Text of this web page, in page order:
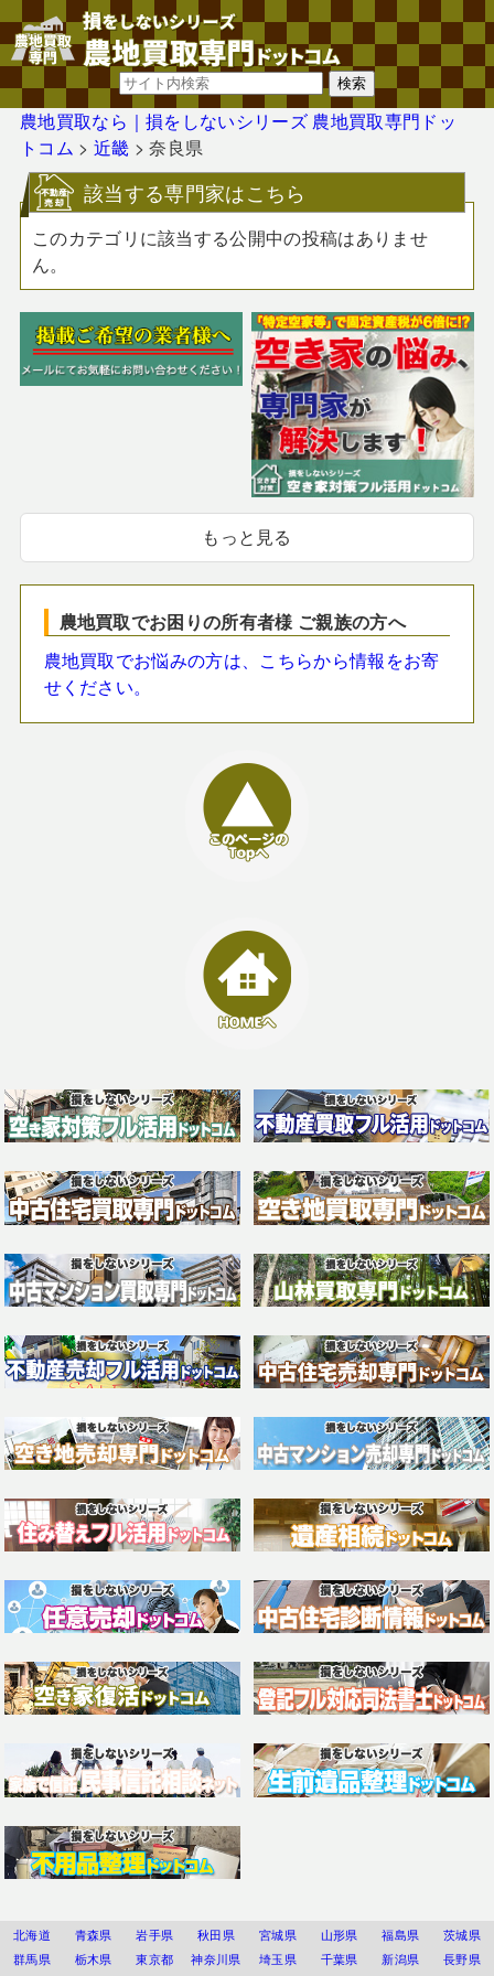
農地買取なら｜損をしないシリーズ 農地買取専門ドッ
トコム > 近畿 >奈良県
該当する専門家はこちら
このカテゴリに該当する公開中の投稿はありませ
ん。
もっと見る
農地買取でお困りの所有者様 ご親族の方へ
農地買取でお悩みの方は、こちらから情報をお寄
せください。
北海道 青森県 岩手県 秋田県 宮城県 山形県 福島県
茨城県
群馬県
栃木県 東京都 神奈川県 埼玉県 千葉県 新潟県
長野県